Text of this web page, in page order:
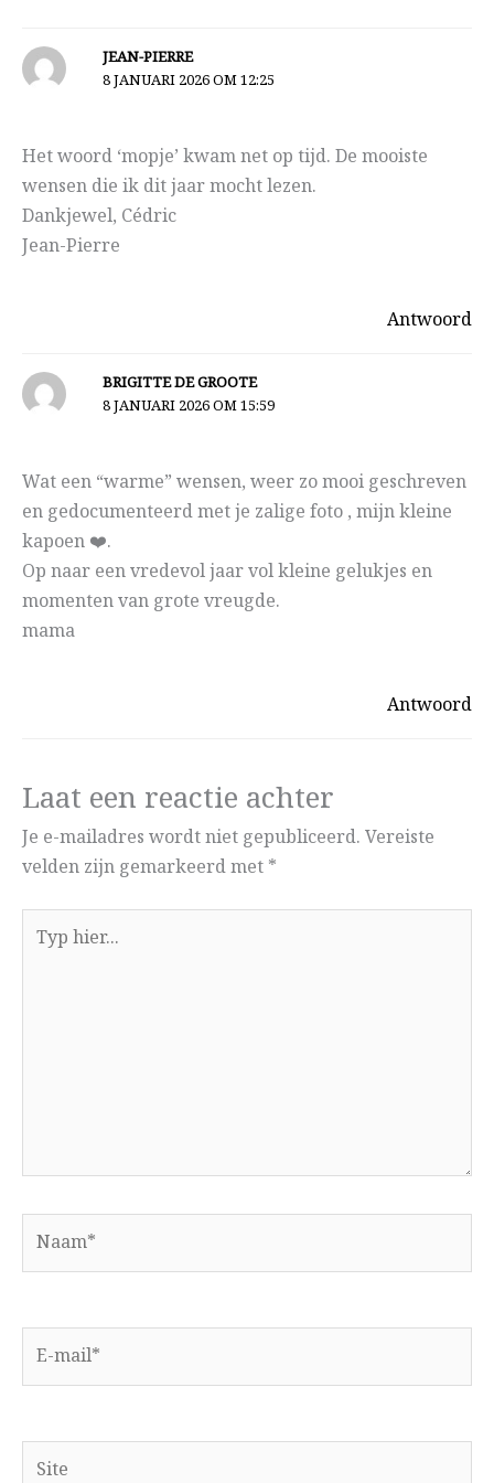
JEAN-PIERRE
8 JANUARI 2026 OM 12:25
Het woord ‘mopje’ kwam net op tijd. De mooiste
wensen die ik dit jaar mocht lezen.
Dankjewel, Cédric
Jean-Pierre
Antwoord
BRIGITTE DE GROOTE
8 JANUARI 2026 OM 15:59
Wat een “warme” wensen, weer zo mooi geschreven
en gedocumenteerd met je zalige foto , mijn kleine
kapoen ❤️.
Op naar een vredevol jaar vol kleine gelukjes en
momenten van grote vreugde.
mama
Antwoord
Laat een reactie achter
Je e-mailadres wordt niet gepubliceerd. Vereiste
velden zijn gemarkeerd met *
Typ
hier...
Naam*
E-
Site